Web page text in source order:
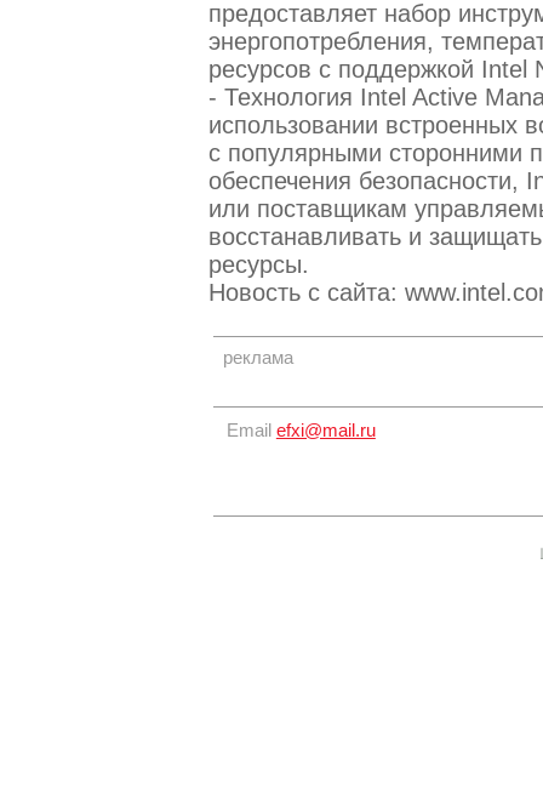
предоставляет набор
энергопотребления,
ресурсов с поддержкой Intel
- Технология Intel Active
использовании встроенных
с популярными сторонними
обеспечения безопасности,
или поставщикам
восстанавливать и
ресурсы.
Новость с сайта:
реклама
Email efxi@mail.ru